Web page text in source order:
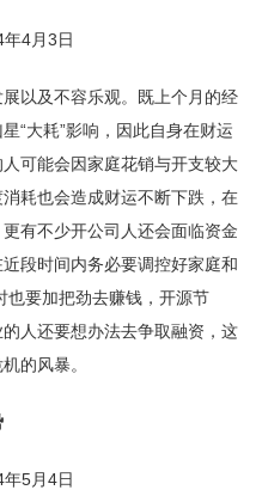
4月3日
以及不容乐观。既上个月的经
“大耗”影响，因此自身在财运
可能会因家庭花销与开支较大
耗也会造成财运不断下跌，在
有不少开公司人还会面临资金
段时间内务必要调控好家庭和
也要加把劲去赚钱，开源节
人还要想办法去争取融资，这
的风暴。
5月4日